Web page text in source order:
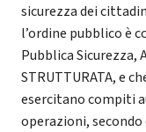
sicurezza dei
l’ordine pubblico è
Pubblica Sicurezza,
STRUTTURATA, e
esercitano compiti
operazioni,